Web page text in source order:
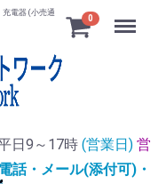
電器 (小売通
0 Menu
日9～17時 (営業日) 営
話・メール(添付可)・